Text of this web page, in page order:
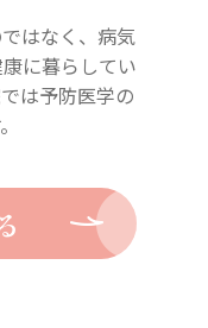
はなく、病気
に暮らしてい
は予防医学の